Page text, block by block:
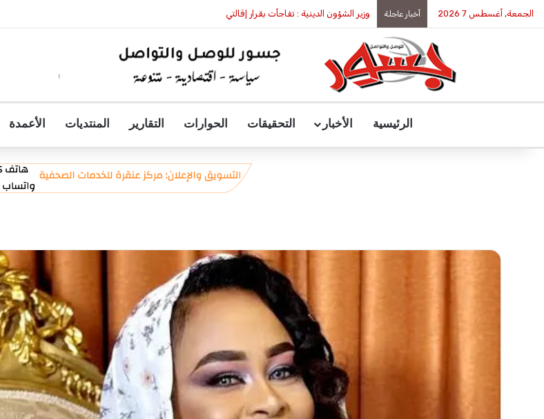
الجمعة, أغسطس 7 2026 أخبار عاجلة وزير الشؤون الدينية : تفاجأت بقرار إقالتي
الرئيسية الأخبار التحقيقات الحوارات التقارير المنتديات الأعمدة